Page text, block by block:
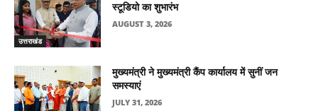
उत्तराखंड
स्टूडियो का शुभारंभ
AUGUST 3, 2026
मुख्यमंत्री ने मुख्यमंत्री कैंप कार्यालय में सुनीं जन
समस्याएं
JULY 31, 2026